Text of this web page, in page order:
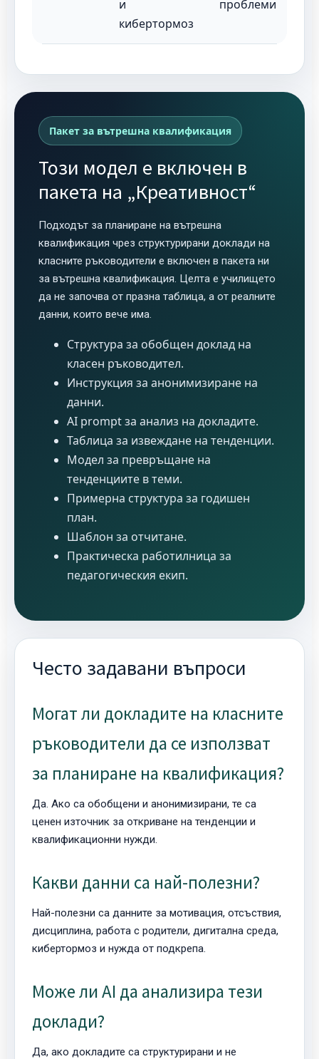
и
кибертормоз
проблеми
Пакет за вътрешна квалификация
Този модел е включен в
пакета на „Креативност“
Подходът за планиране на вътрешна
квалификация чрез структурирани доклади на
класните ръководители е включен в пакета ни
за вътрешна квалификация. Целта е училището
да не започва от празна таблица, а от реалните
данни, които вече има.
Структура за обобщен доклад на
класен ръководител.
Инструкция за анонимизиране на
данни.
AI prompt за анализ на докладите.
Таблица за извеждане на тенденции.
Модел за превръщане на
тенденциите в теми.
Примерна структура за годишен
план.
Шаблон за отчитане.
Практическа работилница за
педагогическия екип.
Често задавани въпроси
Могат ли докладите на класните
ръководители да се използват
за планиране на квалификация?
Да. Ако са обобщени и анонимизирани, те са
ценен източник за откриване на тенденции и
квалификационни нужди.
Какви данни са най-полезни?
Най-полезни са данните за мотивация, отсъствия,
дисциплина, работа с родители, дигитална среда,
кибертормоз и нужда от подкрепа.
Може ли AI да анализира тези
доклади?
Да, ако докладите са структурирани и не